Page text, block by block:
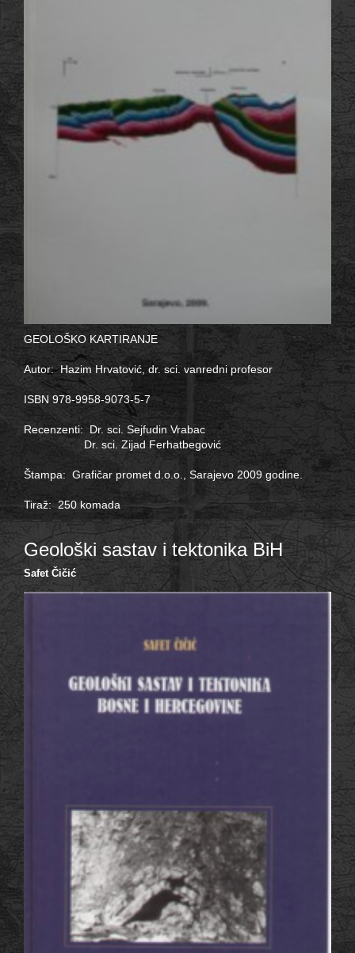
GEOLOŠKO KARTIRANJE
Autor: Hazim Hrvatović, dr. sci. vanredni profesor
ISBN 978-9958-9073-5-7
Recenzenti: Dr. sci. Sejfudin Vrabac
Dr. sci. Zijad Ferhatbegović
Štampa: Grafičar promet d.o.o., Sarajevo 2009 godine.
Tiraž: 250 komada
Geološki sastav i tektonika BiH
Safet Čičić